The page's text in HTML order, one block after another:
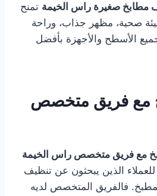
مطابخ صغيرة راس الخيمة تمنح
صحية، مظهر جذاب، وراحة
الأسطح والأجهزة بأفضل
مع فريق متخصص
مع فريق متخصص راس الخيمة
الذين يبحثون عن تنظيف
فالفريق المتخصص لديه